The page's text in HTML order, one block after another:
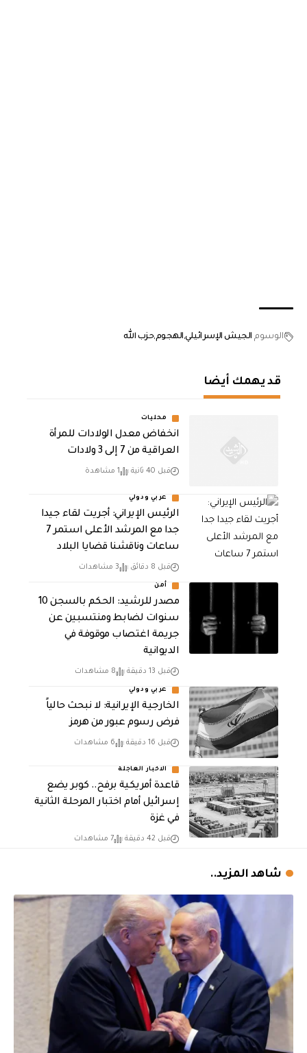
الوسوم الجيش الإسرائيلي الهجومحزب الله
قد يهمك أيضا
محليات
انخفاض معدل الولادات للمرأة
العراقية من 7 إلى 3 ولادات
قبل 40 ثانية 1 مشاهدة
عربي ودولي
الرئيس الإيراني: أجريت لقاء جيدا
جدا مع المرشد الأعلى استمر 7
ساعات وناقشنا قضايا البلاد
قبل 8 دقائق 3 مشاهدات
أمن
مصدر للرشيد: الحكم بالسجن 10
سنوات لضابط ومنتسبين عن
جريمة اغتصاب موقوفة في
الديوانية
قبل 13 دقيقة 8 مشاهدات
عربي ودولي
الخارجية الإيرانية: لا نبحث حالياً
فرض رسوم عبور من هرمز
قبل 16 دقيقة 6 مشاهدات
الاخبار العاجلة
قاعدة أمريكية برفح.. كوبر يضع
إسرائيل أمام اختبار المرحلة الثانية
في غزة
قبل 42 دقيقة 7 مشاهدات
شاهد المزيد..